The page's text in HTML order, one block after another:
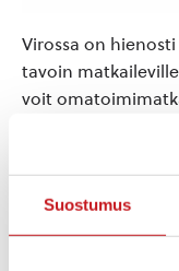
Suostumus
Virossa on
tavoin
voit
polkupyörällä,
kielen opettaja
luennolle ei
Tervetuloa!